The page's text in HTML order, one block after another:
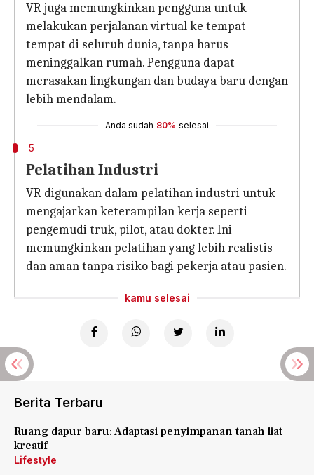
VR juga memungkinkan pengguna untuk
melakukan perjalanan virtual ke tempat-
tempat di seluruh dunia, tanpa harus
meninggalkan rumah. Pengguna dapat
merasakan lingkungan dan budaya baru dengan
lebih mendalam.
Anda sudah 80% selesai
5
Pelatihan Industri
VR digunakan dalam pelatihan industri untuk
mengajarkan keterampilan kerja seperti
pengemudi truk, pilot, atau dokter. Ini
memungkinkan pelatihan yang lebih realistis
dan aman tanpa risiko bagi pekerja atau pasien.
kamu selesai
Berita Terbaru
Ruang dapur baru: Adaptasi penyimpanan tanah liat
kreatif
Lifestyle